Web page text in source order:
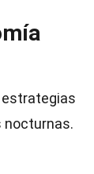
estrategias
nocturnas.